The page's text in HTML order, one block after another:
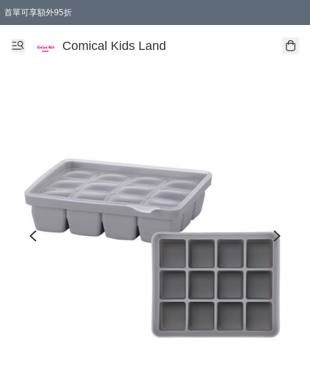
首單可享額外95折
Comical Kids Land